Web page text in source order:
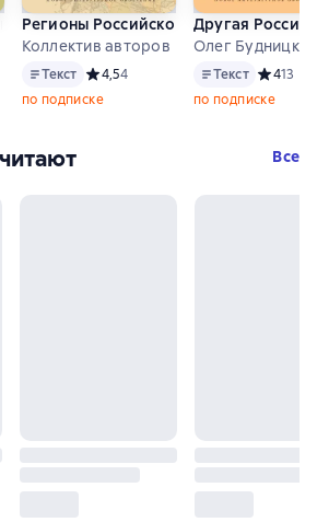
элиты и политика реформ в
4,3 на основе 3 оценок
Регионы Российской империи:
Коллектив авторов
ТекстТекст Средний рейтинг 4,5 на основе 4
4,54
по подписке
Другая
Олег Будницкий
Текст
Текст Средний
413
по подписке
Все